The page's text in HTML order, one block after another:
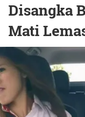
Disangka
Mati